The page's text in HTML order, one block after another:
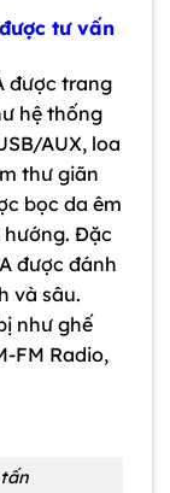
tư vấn
được trang
hệ thống
AUX, loa
thư giãn
bọc da êm
hướng. Đặc
được đánh
và sâu.
như ghế
FM Radio,